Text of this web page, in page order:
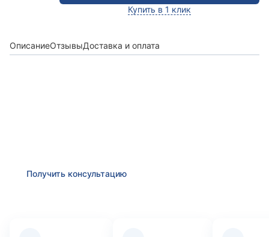
Купить в 1 клик
ОписаниеОтзывыДоставка и оплата
Получить консультацию